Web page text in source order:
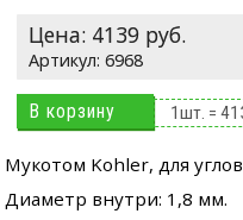
Цена: 4139 руб.
6968
В корзину 1шт. =
Мукотом Kohler, для
Диаметр внутри: 1,8 мм.